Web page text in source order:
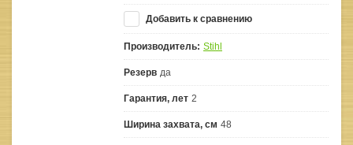
Добавить к сравнению
Производитель: Stihl
Резерв да
Гарантия, лет 2
Ширина захвата, см 48